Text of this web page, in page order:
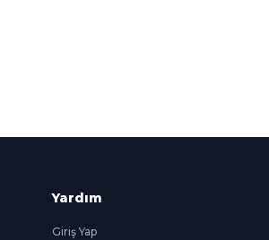
Yardım
Giriş Yap